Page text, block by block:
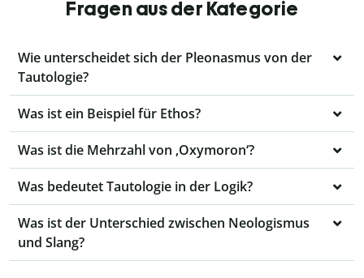
Fragen aus der Kategorie
Wie unterscheidet sich der Pleonasmus von der
Tautologie?
Was ist ein Beispiel für Ethos?
Was ist die Mehrzahl von ‚Oxymoron‘?
Was bedeutet Tautologie in der Logik?
Was ist der Unterschied zwischen Neologismus
und Slang?